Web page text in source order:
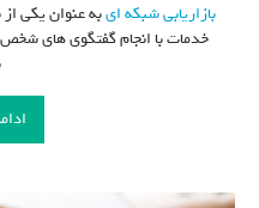
بازاریابی شبکه ایبه عنوان یکی
خدمات با انجام گفتگوی های